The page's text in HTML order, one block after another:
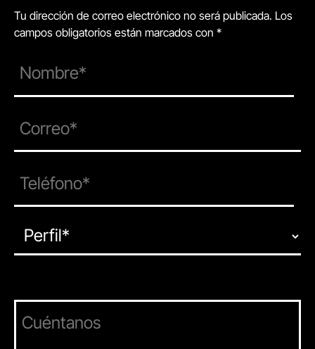
Tu dirección de correo electrónico no será publicada. Los
campos obligatorios están marcados con *